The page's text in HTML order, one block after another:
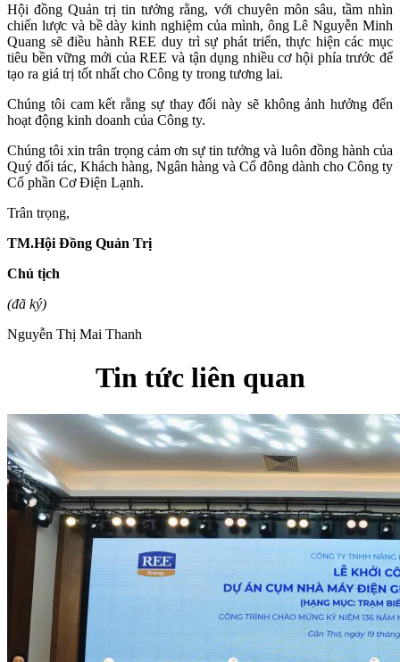
Hội đồng Quản trị tin tưởng rằng, với chuyên môn sâu, tầm nhìn
chiến lược và bề dày kinh nghiệm của mình, ông Lê Nguyễn Minh
Quang sẽ điều hành REE duy trì sự phát triển, thực hiện các mục
tiêu bền vững mới của REE và tận dụng nhiều cơ hội phía trước để
tạo ra giá trị tốt nhất cho Công ty trong tương lai.
Chúng tôi cam kết rằng sự thay đổi này sẽ không ảnh hưởng đến
hoạt động kinh doanh của Công ty.
Chúng tôi xin trân trọng cảm ơn sự tin tưởng và luôn đồng hành của
Quý đối tác, Khách hàng, Ngân hàng và Cổ đông dành cho Công ty
Cổ phần Cơ Điện Lạnh.
Trân trọng,
TM.Hội Đồng Quản Trị
Chủ tịch
(đã ký)
Nguyễn Thị Mai Thanh
Tin tức liên quan